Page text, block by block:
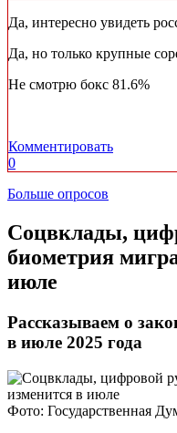
Да, интересно увидеть
Да, но только крупные
Не смотрю бокс 81.6%
Комментировать
0
Больше опросов
​Соцвклады,
биометрия
июле
Рассказываем о
в июле 2025 года
Фото: Государственная